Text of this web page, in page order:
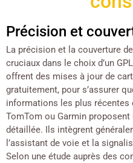
Précision et
La précision et la couverture
cruciaux dans le choix d’un
offrent des mises à jour de
gratuitement, pour s’assurer
informations les plus
TomTom ou Garmin
détaillée. Ils intègrent
l’assistant de voie et la
Selon une étude auprès des